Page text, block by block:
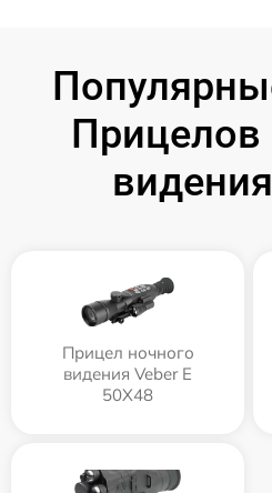
Прицелов
Прицел ночного
видения Veber E
50X48